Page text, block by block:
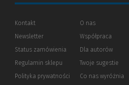
Kontakt
Newsletter
Status zamówienia
Regulamin sklepu
Polityka prywatności (Nowe
(Link
O nas
Współpraca
Dla autorów(Nowe
(Link
innej
strony)
Twoje sugestie
Co nas wyróżnia